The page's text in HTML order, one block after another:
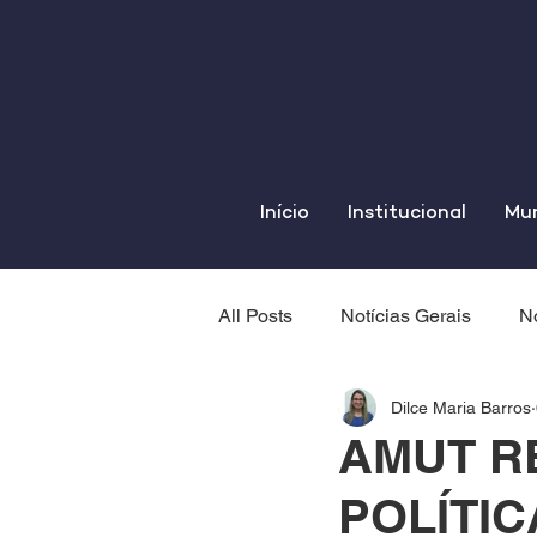
Início Institucional
All Posts Notícias Gerais
AMUT
Dilce Maria Barros